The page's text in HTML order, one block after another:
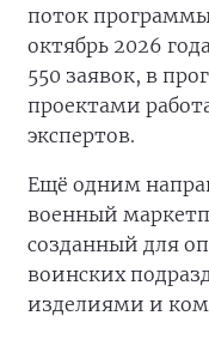
поток
октябрь 2026
550 заявок, в
проектами
экспертов.
Ещё одним
военный
созданный для
воинских
изделиями и